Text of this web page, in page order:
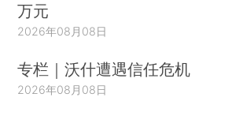
万元
2026年08月08日
专栏｜沃什遭遇信任危机
2026年08月08日